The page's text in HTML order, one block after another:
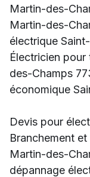
Martin-des-
Martin-des-
électrique
Électricien
des-Champs
économique
Devis pour
Branchement
Martin-des-
dépannage